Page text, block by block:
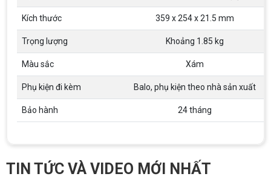
Kích thước 359 x 254 x 21.5 mm
Trọng lượng Khoảng 1.85 kg
Màu sắc Xám
Phụ kiện đi kèm Balo, phụ kiện theo nhà sản xuất
Bảo hành 24 tháng
TIN TỨC VÀ VIDEO MỚI NHẤT
cao, quyết đoán. Kinh nghiệm ít nhất 2 năm ở vị
Gói hỗ trợ vay ưu đãi: - Khoản vay lên đến 100
CMND và Hộ khẩu - Xét duyệt nhanh chóng trong
Cách chọn PC cho sinh viên thiết kế đồ
Hướng dẫn chọn PC cho sinh viên thiết kế đồ họa
từ 2D, dựng video đến 3D. Cấu hình tối ưu, dùng
bền 4 năm đại học. Tư vấn lắp đặt tại Vi Tính
Nguyễn Thắng.
SketchUp mạnh, mượt, giá ổn
Tìm hiểu ngay cấu hình máy tính học AutoCAD
Revit SketchUp mạnh, mượt, tối ưu chi phí giúp